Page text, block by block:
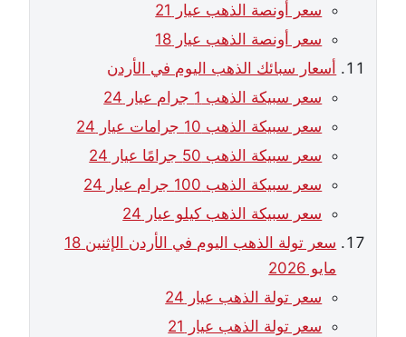
سعر أونصة الذهب عيار 21
سعر أونصة الذهب عيار 18
أسعار سبائك الذهب اليوم في الأردن
سعر سبيكة الذهب 1 جرام عيار 24
سعر سبيكة الذهب 10 جرامات عيار 24
سعر سبيكة الذهب 50 جرامًا عيار 24
سعر سبيكة الذهب 100 جرام عيار 24
سعر سبيكة الذهب كيلو عيار 24
سعر تولة الذهب اليوم في الأردن الإثنين 18
مايو 2026
سعر تولة الذهب عيار 24
سعر تولة الذهب عيار 21